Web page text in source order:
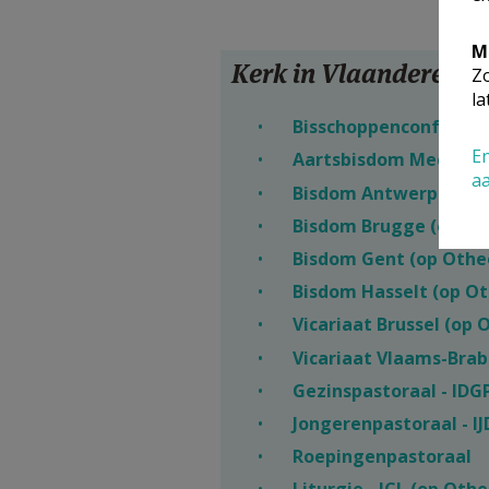
Kerk in Vlaanderen
Aartsbisdom
Bisdom Antwerpen
Bisdom Brugge (op
Bisdom Gent (op
Bisdom Hasselt (op
Vicariaat Brussel (op
Vicariaat Vlaams-
Gezinspastoraal -
Jongerenpastoraal -
Roepingenpastoraal